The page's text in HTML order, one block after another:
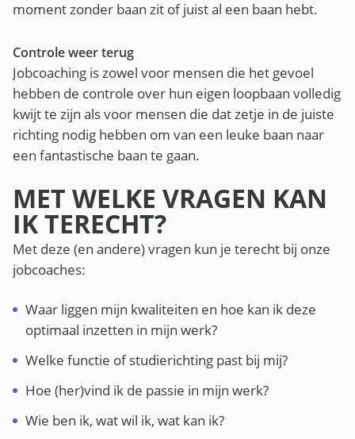
moment zonder baan zit of juist al een baan hebt.
Controle weer terug
Jobcoaching is zowel voor mensen die het gevoel
hebben de controle over hun eigen loopbaan volledig
kwijt te zijn als voor mensen die dat zetje in de juiste
richting nodig hebben om van een leuke baan naar
een fantastische baan te gaan.
MET WELKE VRAGEN KAN
IK TERECHT?
Met deze (en andere) vragen kun je terecht bij onze
jobcoaches:
Waar liggen mijn kwaliteiten en hoe kan ik deze
optimaal inzetten in mijn werk?
Welke functie of studierichting past bij mij?
Hoe (her)vind ik de passie in mijn werk?
Wie ben ik, wat wil ik, wat kan ik?